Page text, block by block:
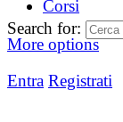
Corsi
More options
Entra Registrati
Search for: